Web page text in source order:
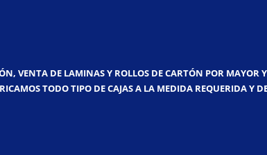
VENTA DE LAMINAS Y ROLLOS DE CARTÓN POR
TODO TIPO DE CAJAS A LA MEDIDA REQUERIDA